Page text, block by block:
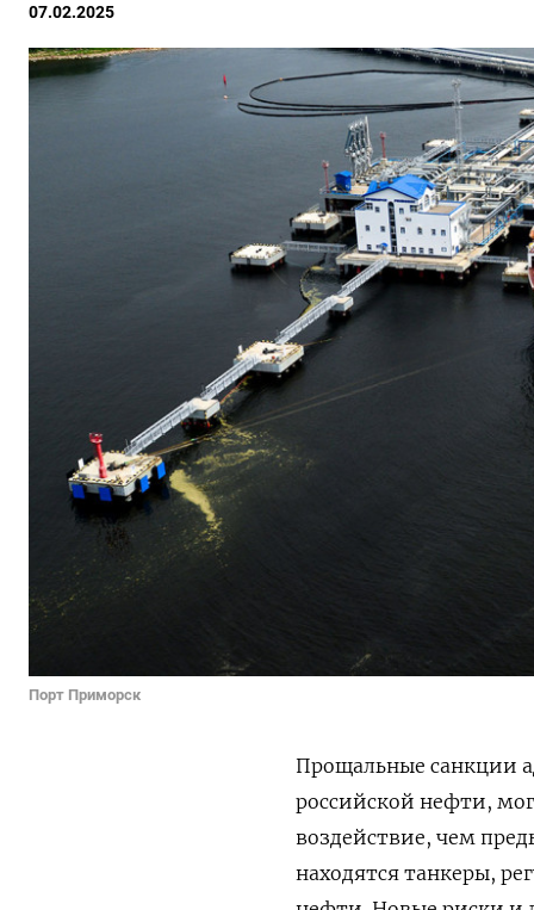
07.02.2025
Порт Приморск
Прощальные санкции
российской нефти,
воздействие, чем
находятся танкеры,